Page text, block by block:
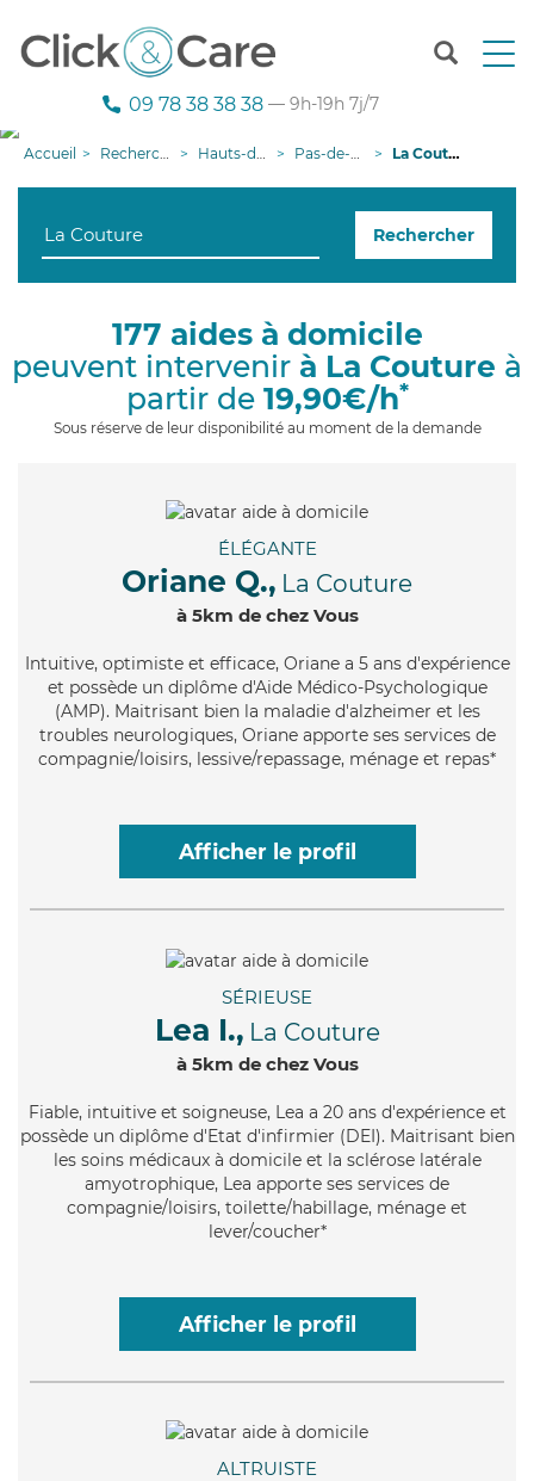
T
n
g
09 78 38 38 38 — 9h-19h 7j/7
Accueil Recherche aide à domicile Hauts-de-France Pas-de-Calais La Couture
Rechercher
177 aides à domicile
peuvent intervenir à La Couture à
partir de 19,90€/h*
Sous réserve de leur disponibilité au moment de la demande
ÉLÉGANTE
Oriane Q., La Couture
à 5km de chez Vous
Intuitive, optimiste et efficace, Oriane a 5 ans d'expérience
et possède un diplôme d'Aide Médico-Psychologique
(AMP). Maitrisant bien la maladie d'alzheimer et les
troubles neurologiques, Oriane apporte ses services de
compagnie/loisirs, lessive/repassage, ménage et repas*
Afficher le profil
SÉRIEUSE
Lea I., La Couture
à 5km de chez Vous
Fiable, intuitive et soigneuse, Lea a 20 ans d'expérience et
possède un diplôme d'Etat d'infirmier (DEI). Maitrisant bien
les soins médicaux à domicile et la sclérose latérale
amyotrophique, Lea apporte ses services de
compagnie/loisirs, toilette/habillage, ménage et
lever/coucher*
Afficher le profil
ALTRUISTE